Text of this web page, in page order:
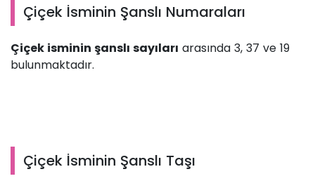
Çiçek İsminin Şanslı Numaraları
Çiçek isminin şanslı sayıları arasında 3, 37 ve 19
bulunmaktadır.
Çiçek İsminin Şanslı Taşı